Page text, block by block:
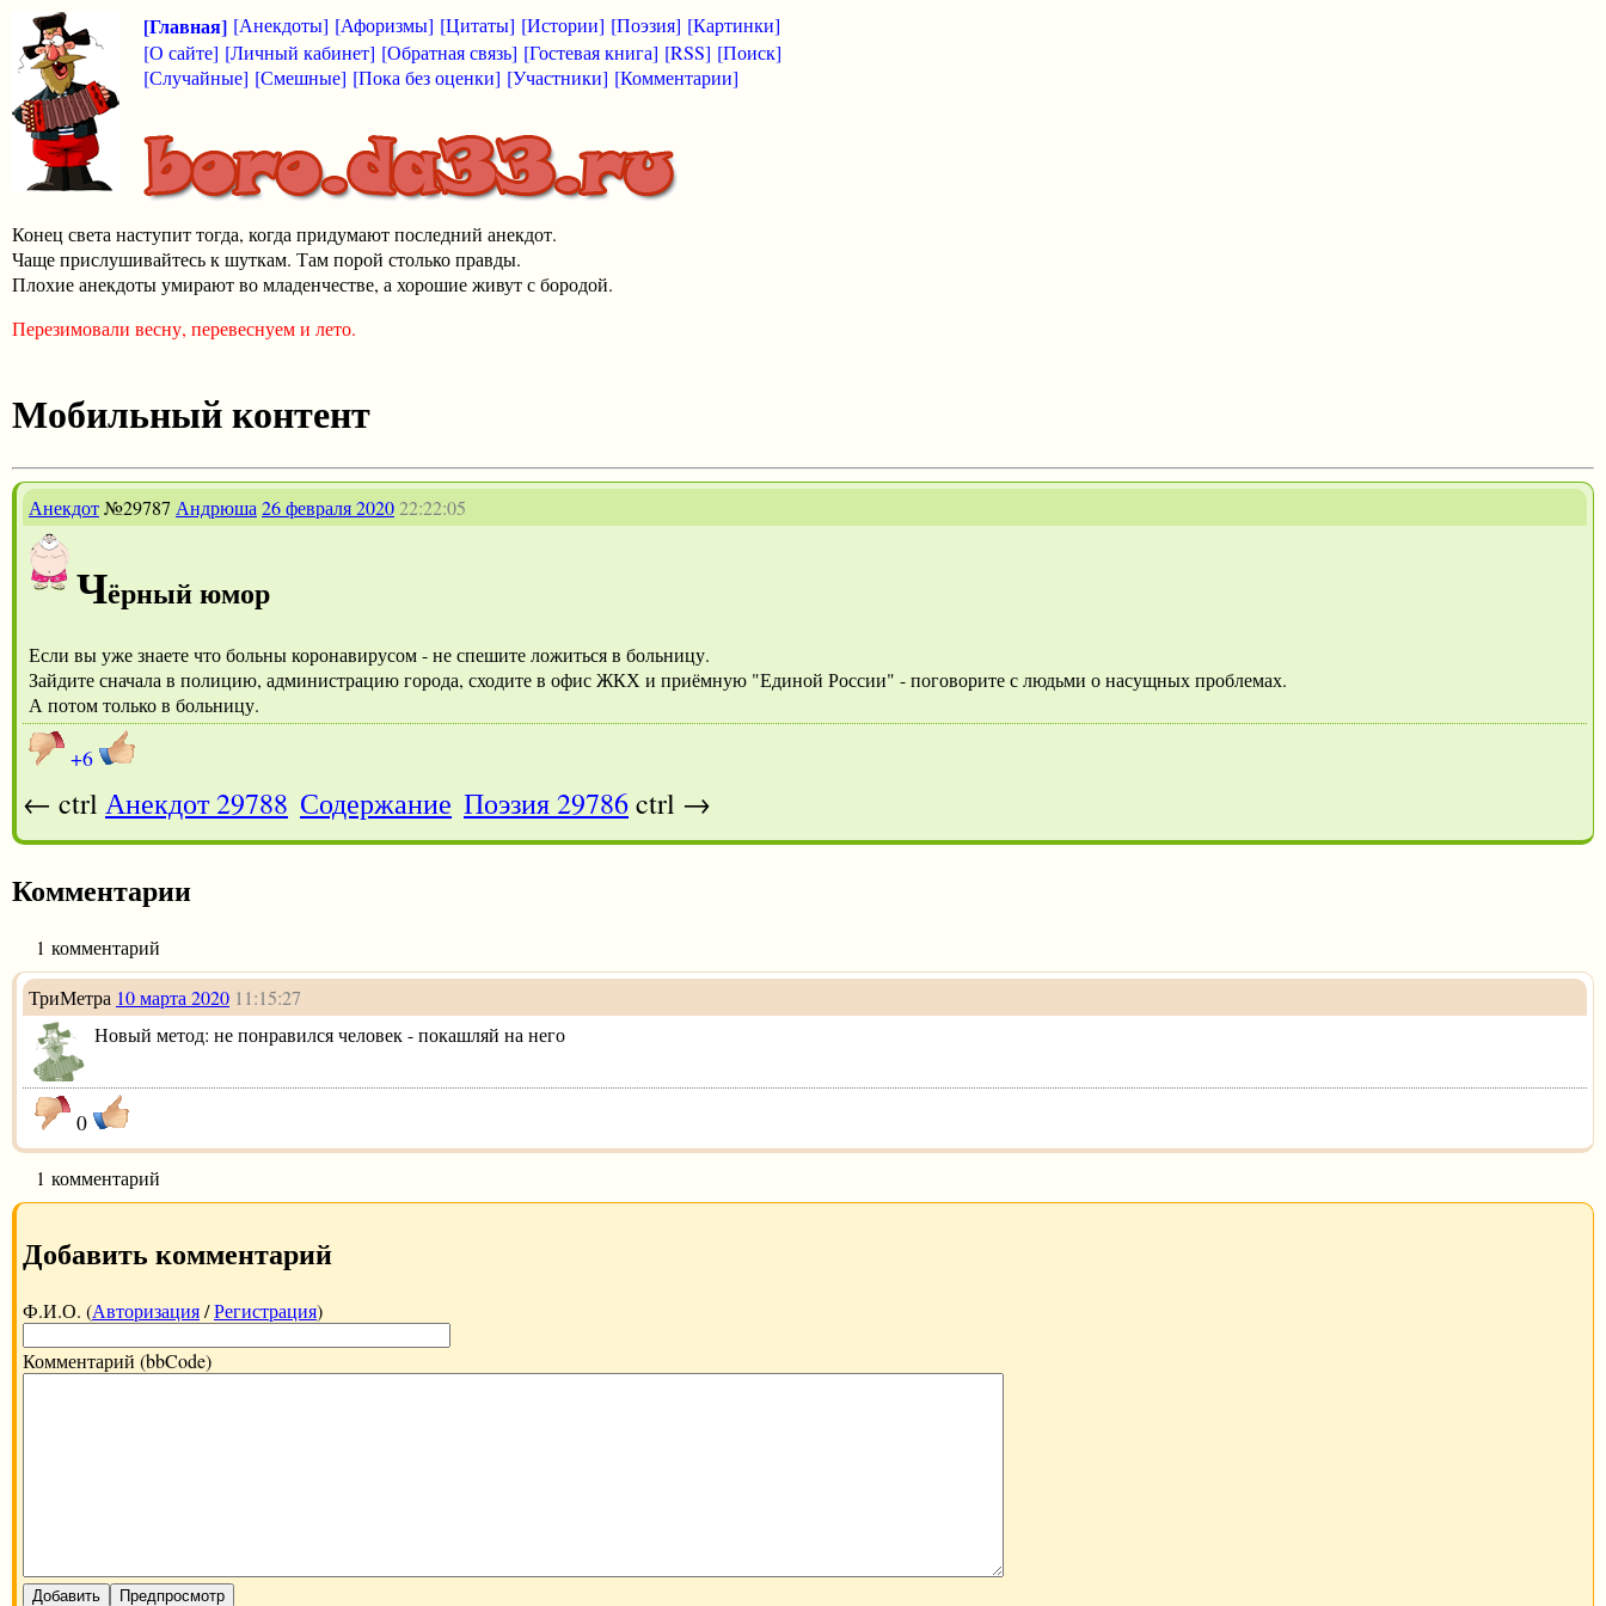
[Главная] [Анекдоты] [Афоризмы] [Цитаты] [Истории] [Поэзия] [Картинки]
[О сайте] [Личный кабинет] [Обратная связь] [Гостевая книга] [RSS] [Поиск]
[Случайные] [Смешные] [Пока без оценки] [Участники] [Комментарии]
Конец света наступит тогда, когда придумают последний анекдот.
Чаще прислушивайтесь к шуткам. Там порой столько правды.
Плохие анекдоты умирают во младенчестве, а хорошие живут с бородой.
Перезимовали весну, перевеснуем и лето.
Мобильный контент
Анекдот№29787 Андрюша 26 февраля 202022:22:05
Чёрный юмор
Если вы уже знаете что больны коронавирусом - не спешите ложиться в больницу.
Зайдите сначала в полицию, администрацию города, сходите в офис ЖКХ и приёмную "Единой России" - поговорите с людьми о насущных проблемах.
А потом только в больницу.
+6
← ctrl Анекдот 29788 Содержание Поэзия 29786ctrl →
Комментарии
1 комментарий
ТриМетра 10 марта 2020 11:15:27
Новый метод: не понравился человек - покашляй на него
0
1 комментарий
Добавить комментарий
Ф.И.О. (Авторизация/Регистрация)
Комментарий (bbCode)
Добавить Предпросмотр